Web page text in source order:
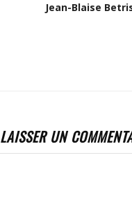
Jean-Blaise
LAISSER UN